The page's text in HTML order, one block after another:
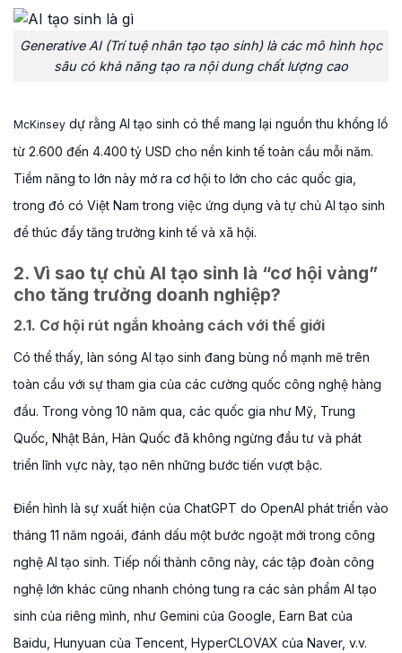
Generative AI (Trí tuệ nhân tạo tạo sinh) là các mô hình học
sâu có khả năng tạo ra nội dung chất lượng cao
McKinsey dự rằng AI tạo sinh có thể mang lại nguồn thu khổng lồ
từ 2.600 đến 4.400 tỷ USD cho nền kinh tế toàn cầu mỗi năm.
Tiềm năng to lớn này mở ra cơ hội to lớn cho các quốc gia,
trong đó có Việt Nam trong việc ứng dụng và tự chủ AI tạo sinh
để thúc đẩy tăng trưởng kinh tế và xã hội.
2. Vì sao tự chủ AI tạo sinh là “cơ hội vàng”
cho tăng trưởng doanh nghiệp?
2.1. Cơ hội rút ngắn khoảng cách với thế giới
Có thể thấy, làn sóng AI tạo sinh đang bùng nổ mạnh mẽ trên
toàn cầu với sự tham gia của các cường quốc công nghệ hàng
đầu. Trong vòng 10 năm qua, các quốc gia như Mỹ, Trung
Quốc, Nhật Bản, Hàn Quốc đã không ngừng đầu tư và phát
triển lĩnh vực này, tạo nên những bước tiến vượt bậc.
Điển hình là sự xuất hiện của ChatGPT do OpenAI phát triển vào
tháng 11 năm ngoái, đánh dấu một bước ngoặt mới trong công
nghệ AI tạo sinh. Tiếp nối thành công này, các tập đoàn công
nghệ lớn khác cũng nhanh chóng tung ra các sản phẩm AI tạo
sinh của riêng mình, như Gemini của Google, Earn Bat của
Baidu, Hunyuan của Tencent, HyperCLOVAX của Naver, v.v.